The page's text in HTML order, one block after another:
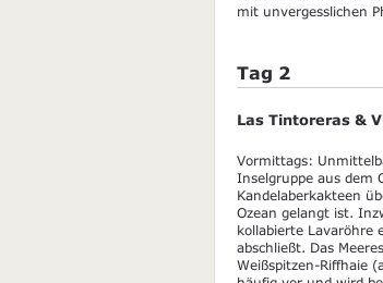
mit unvergesslichen
Tag 2
Las Tintoreras &
Vormittags:
Inselgruppe aus dem
Kandelaberkakteen
Ozean gelangt ist.
kollabierte Lavaröhre
abschließt. Das
Weißspitzen-Riffhaie